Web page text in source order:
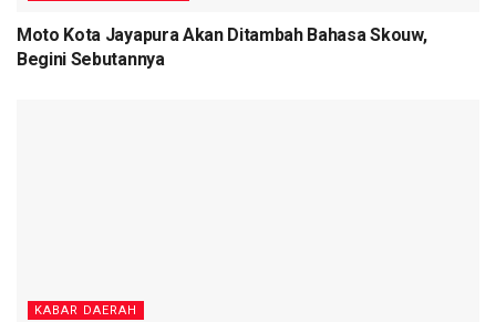
Moto Kota Jayapura Akan Ditambah Bahasa Skouw,
Begini Sebutannya
KABAR DAERAH